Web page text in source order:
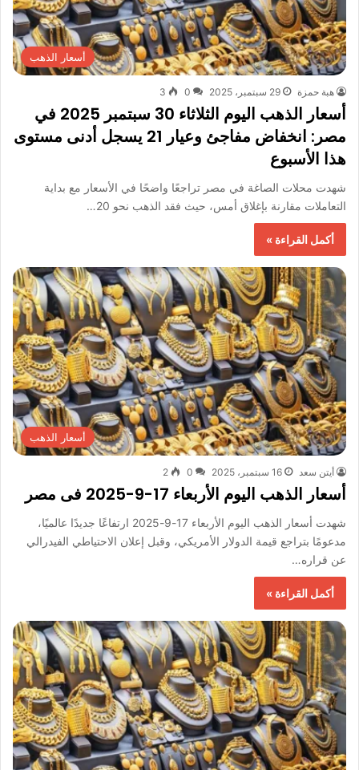
أسعار الذهب
هبة حمزة 29 سبتمبر، 2025 0
3
أسعار الذهب اليوم الثلاثاء 30 سبتمبر 2025 في
مصر: انخفاض مفاجئ وعيار 21 يسجل أدنى مستوى
هذا الأسبوع
شهدت محلات الصاغة في مصر تراجعًا واضحًا في الأسعار مع بداية
التعاملات مقارنة بإغلاق أمس، حيث فقد الذهب نحو 20…
أكمل القراءة »
أسعار الذهب
أيتن سعد 16 سبتمبر، 2025 0
2
أسعار الذهب اليوم الأربعاء 17-9-2025 فى مصر
شهدت أسعار الذهب اليوم الأربعاء 17-9-2025 ارتفاعًا جديدًا عالميًا،
مدعومًا بتراجع قيمة الدولار الأمريكي، وقبل إعلان الاحتياطي الفيدرالي
عن قراره…
أكمل القراءة »